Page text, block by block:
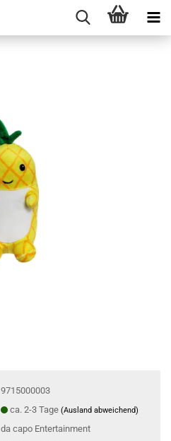
9715000003
ca. 2-3 Tage (Ausland abweichend)
da capo Entertainment